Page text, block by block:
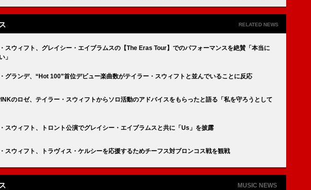
RELATED NEWS
スウィフト、グレイシー・エイブラムスの【The Eras Tour】でのパフォーマンスを絶賛「本当に
」
グランデ、“Hot 100”首位デビュー楽曲数がテイラー・スウィフトと並んでいることに反応
のロゼ、テイラー・スウィフトからソロ活動のアドバイスをもらったと語る「私を守ろうとして
スウィフト、トロント公演でグレイシー・エイブラムスと共に「Us」を披露
スウィフト、トラヴィス・ケルシーを応援するためチーフス対ブロンコス戦を観戦
MUSIC NEWS